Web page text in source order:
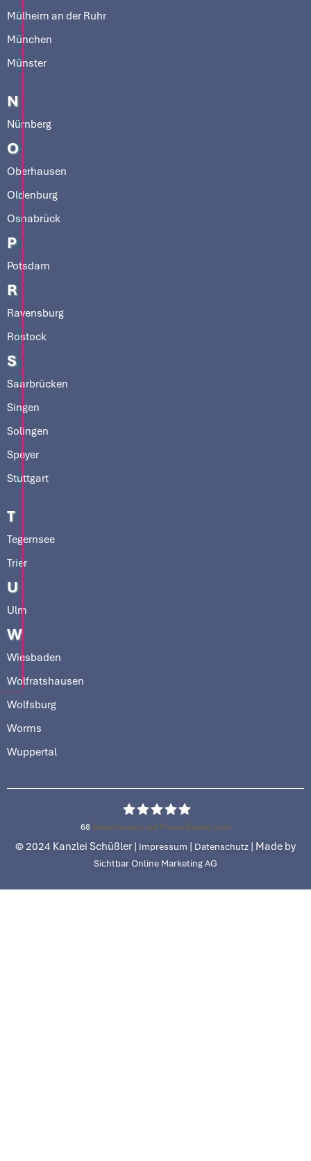
Mülheim an der Ruhr
München
Münster
N
Nürnberg
O
Oberhausen
Oldenburg
Osnabrück
P
Potsdam
R
Ravensburg
Rostock
S
Saarbrücken
Singen
Solingen
Speyer
Stuttgart
T
Tegernsee
Trier
U
Ulm
W
Wiesbaden
Wolfratshausen
Wolfsburg
Worms
Wuppertal
Rechtsanwalt Sven
68Bewertungen auf ProvenExpert.com
© 2024 Kanzlei Schüßler | Impressum | Datenschutz | Made by
Sichtbar Online Marketing AG